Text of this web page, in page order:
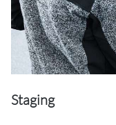
Staging